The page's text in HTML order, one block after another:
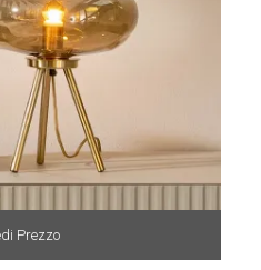
Prezzo